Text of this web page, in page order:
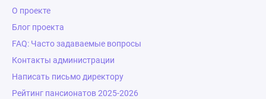
О проекте
Блог проекта
FAQ: Часто задаваемые вопросы
Контакты администрации
Написать письмо директору
Рейтинг пансионатов 2025-2026